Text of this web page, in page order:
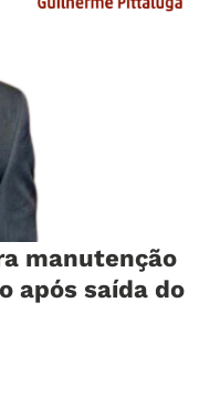
manutenção
após saída do